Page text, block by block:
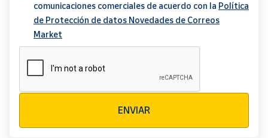
comunicaciones comerciales de acuerdo con la Política
de Protección de datos Novedades de Correos
Market
ENVIAR